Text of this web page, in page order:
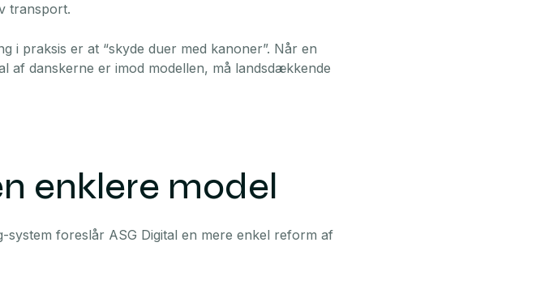
transport.
i praksis er at “skyde duer med kanoner”. Når en
af danskerne er imod modellen, må landsdækkende
enklere model
foreslår ASG Digital en mere enkel reform af